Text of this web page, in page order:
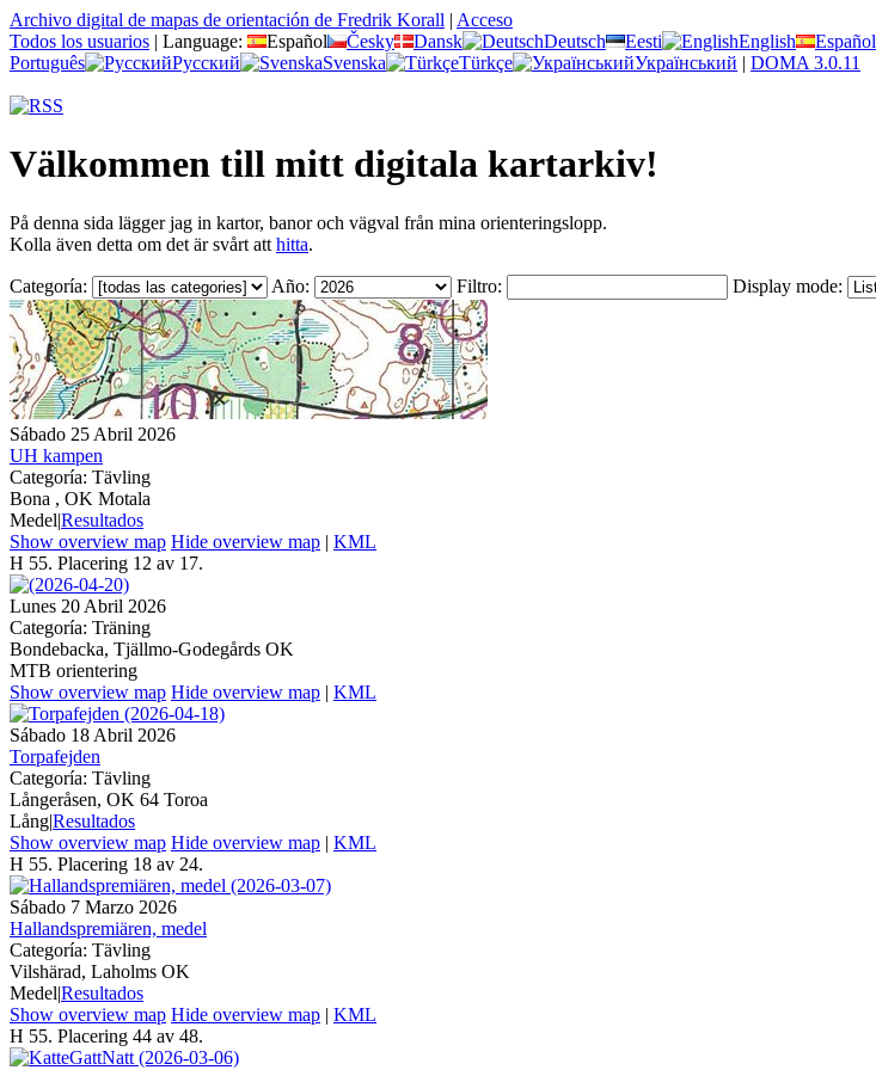
Archivo digital de mapas de orientación de Fredrik Korall | Acceso
Todos los usuarios | Language: Español Česky Dansk Deutsch Eesti English Español
Português
Русский Svenska Türkçe Український | DOMA 3.0.11
Välkommen till mitt digitala kartarkiv!
På denna sida lägger jag in kartor, banor och vägval från mina orienteringslopp.
Kolla även detta om det är svårt att hitta.
Categoría: Año: Filtro: Display mode:
Sábado 25 Abril 2026
UH kampen
Categoría: Tävling
Bona , OK Motala
Medel|Resultados
Show overview map Hide overview map | KML
H 55. Placering 12 av 17.
Lunes 20 Abril 2026
Categoría: Träning
Bondebacka, Tjällmo-Godegårds OK
MTB orientering
Show overview map Hide overview map | KML
Sábado 18 Abril 2026
Torpafejden
Categoría: Tävling
Långeråsen, OK 64 Toroa
Lång|Resultados
Show overview map Hide overview map | KML
H 55. Placering 18 av 24.
Sábado 7 Marzo 2026
Hallandspremiären, medel
Categoría: Tävling
Vilshärad, Laholms OK
Medel|Resultados
Show overview map Hide overview map | KML
H 55. Placering 44 av 48.